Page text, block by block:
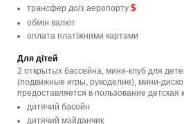
трансфер до/з аеропорту $
обмін валют
оплата платіжними картами
Для дітей
2 открытых бассейна, мини-клуб для
(подвижные игры, рукоделие), мини-
предоставляется в пользование детская
дитячий басейн
дитячий майданчик